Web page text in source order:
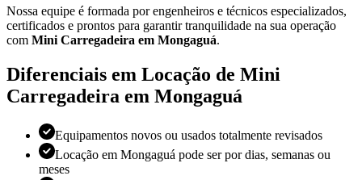
Nossa equipe é formada por engenheiros e técnicos especializados,
certificados e prontos para garantir tranquilidade na sua operação
com Mini Carregadeira em Mongaguá.
Diferenciais em Locação de Mini
Carregadeira em Mongaguá
Equipamentos novos ou usados totalmente revisados
Locação em Mongaguá pode ser por dias, semanas ou
meses